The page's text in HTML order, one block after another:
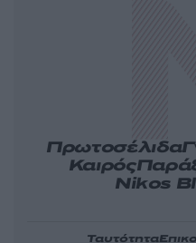
Πρωτοσέλιδα
Καιρός
Nikos
Ταυτότητα